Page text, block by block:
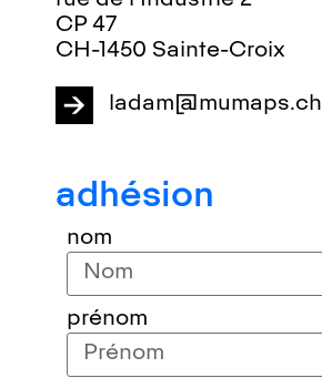
CP 47
CH-1450 Sainte-Croix
ladam@mumaps.ch
adhésion
nom
prénom